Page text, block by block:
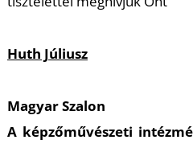
Huth Júliusz
Magyar Szalon
A képzőművészeti